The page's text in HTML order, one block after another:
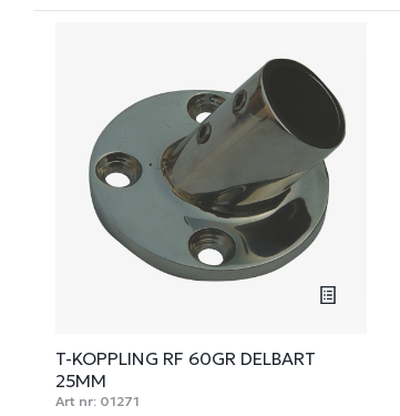
T-KOPPLING RF 60GR DELBART
25MM
Art nr: 01271